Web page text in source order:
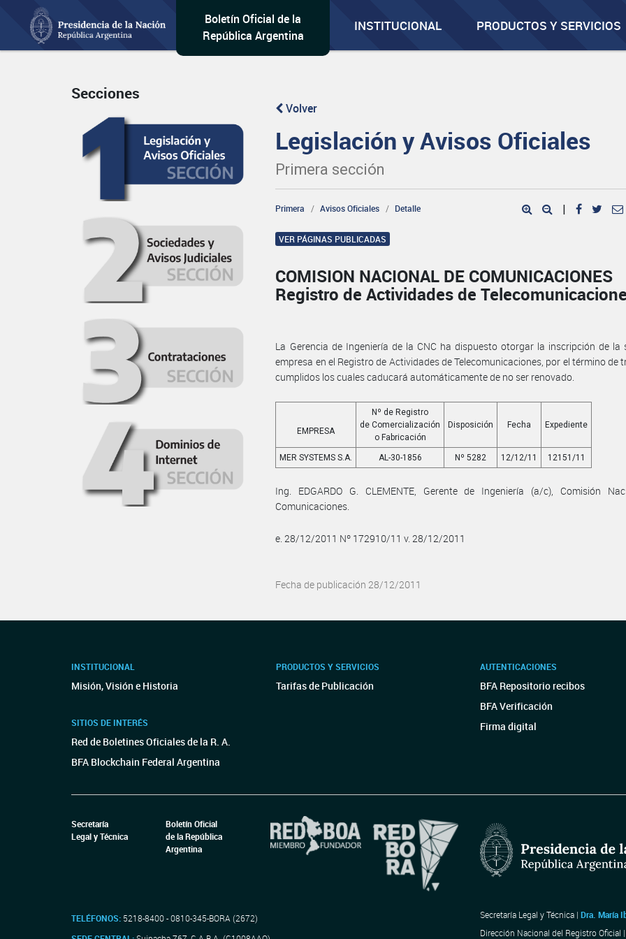
Boletín Oficial de la
República Argentina
INSTITUCIONAL PRODUCTOS Y SERVICIOS
Secciones
Volver
Legislación y Avisos Oficiales
Primera sección
Primera Avisos Oficiales Detalle |
VER PÁGINAS PUBLICADAS
COMISION NACIONAL DE COMUNICACIONES
Registro de Actividades de
La Gerencia de Ingeniería de la CNC ha dispuesto otorgar la inscripción de la
empresa en el Registro de Actividades de Telecomunicaciones, por el término de
cumplidos los cuales caducará automáticamente de no ser renovado.
EMPRESA
Nº de Registro
de Comercialización
o Fabricación
Disposición Fecha Expediente
MER SYSTEMS S.A. AL-30-1856 Nº 5282 12/12/11 12151/11
Ing. EDGARDO G. CLEMENTE, Gerente de Ingeniería (a/c), Comisión
Comunicaciones.
e. 28/12/2011 Nº 172910/11 v. 28/12/2011
Fecha de publicación 28/12/2011
INSTITUCIONAL
Misión, Visión e Historia
SITIOS DE INTERÉS
Red de Boletines Oficiales de la R. A.
BFA Blockchain Federal Argentina
PRODUCTOS Y SERVICIOS
Tarifas de Publicación
AUTENTICACIONES
BFA Repositorio recibos
BFA Verificación
Firma digital
Secretaría
Legal y Técnica
Boletín Oficial
de la República
Argentina
TELÉFONOS: 5218-8400 - 0810-345-BORA (2672)
Secretaría Legal y Técnica | Dra. María
Dirección Nacional del Registro Oficial